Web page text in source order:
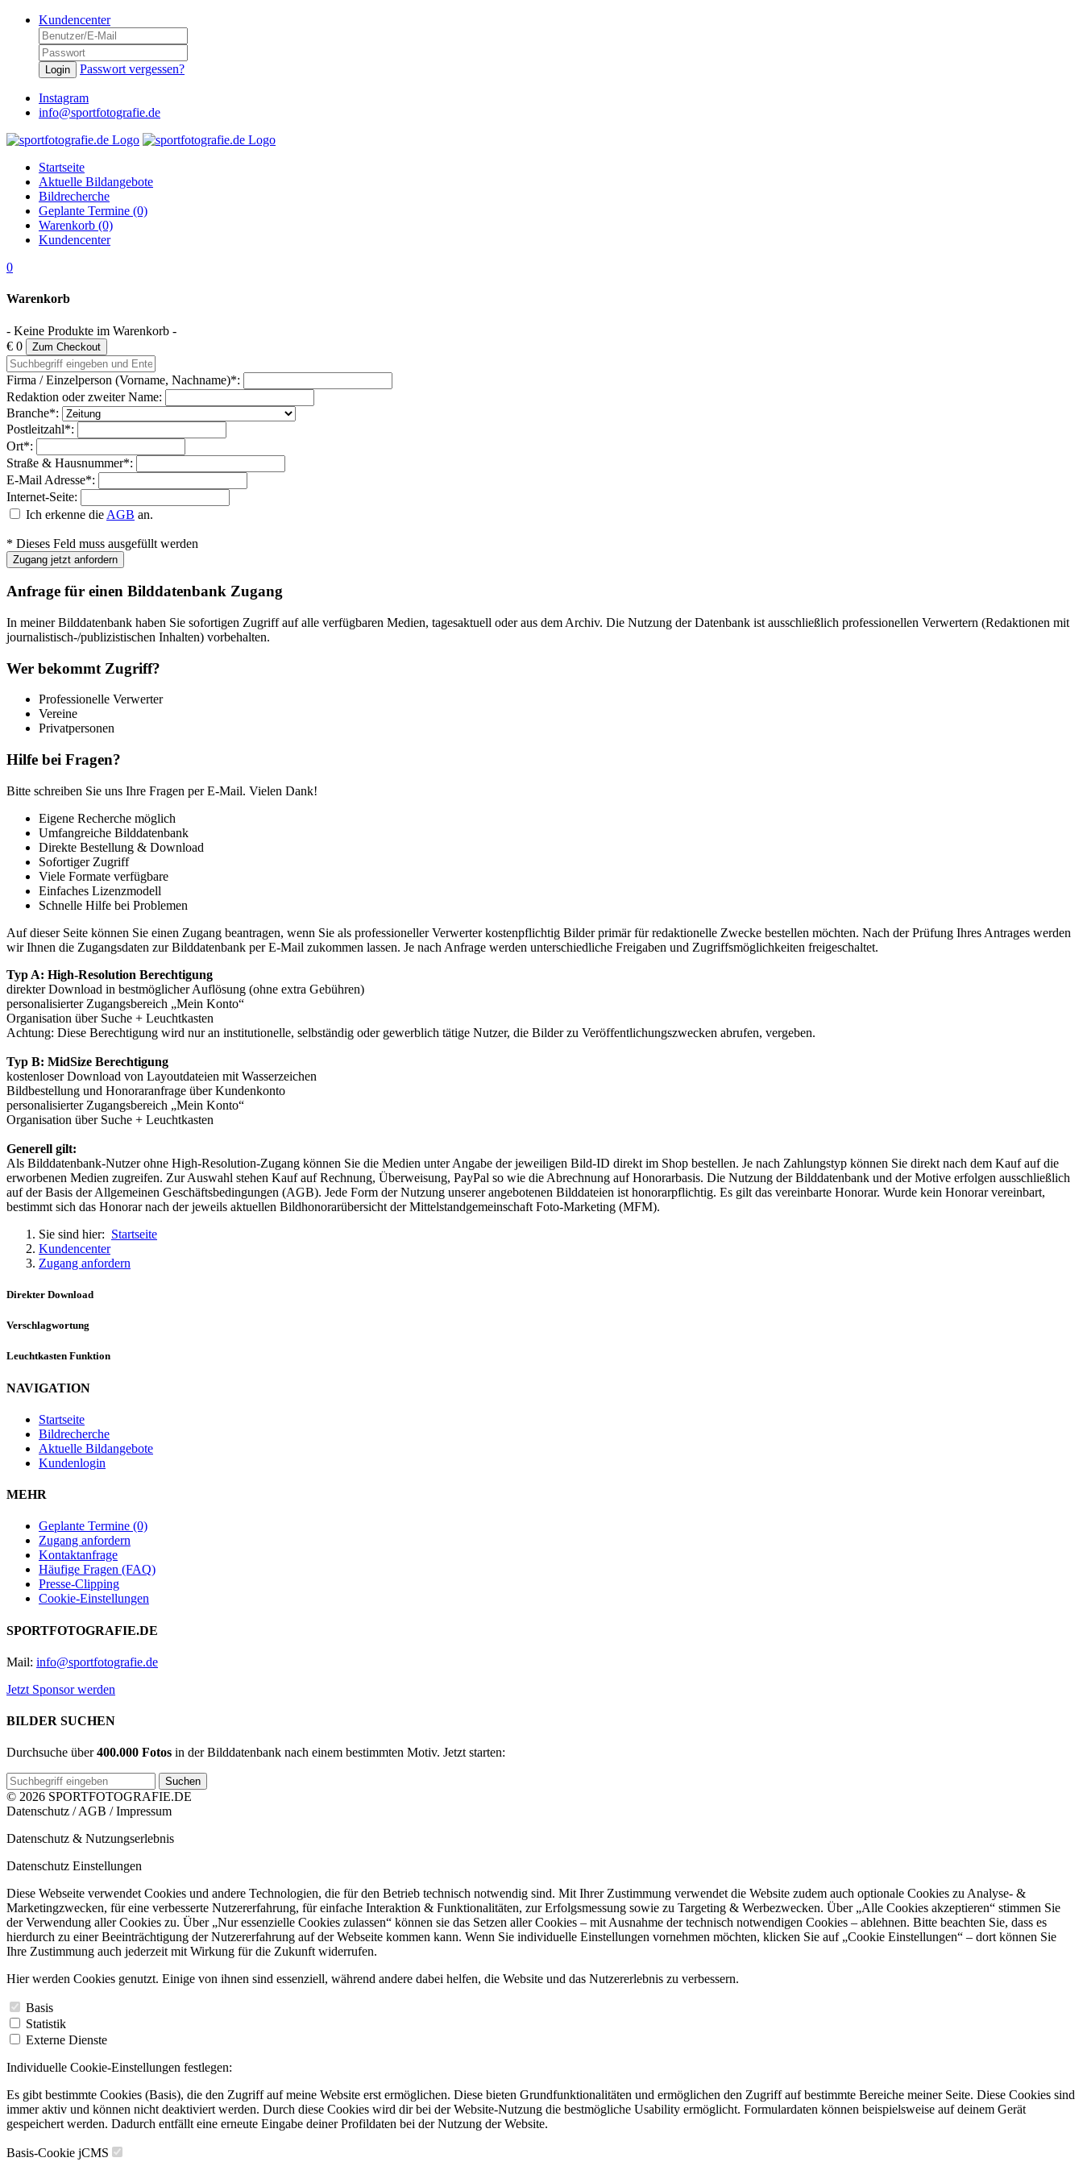
Kundencenter
Login Passwort vergessen?
Instagram
info@sportfotografie.de
Startseite
Aktuelle Bildangebote
Bildrecherche
Geplante Termine (0)
Warenkorb (0)
Kundencenter
0
Warenkorb
- Keine Produkte im Warenkorb -
€ 0
Zum Checkout
Firma / Einzelperson (Vorname, Nachname)*:
Redaktion oder zweiter Name:
Branche*:
Postleitzahl*:
Ort*:
Straße & Hausnummer*:
E-Mail Adresse*:
Internet-Seite:
Ich erkenne die AGB an.
* Dieses Feld muss ausgefüllt werden
Zugang jetzt anfordern
Anfrage für einen Bilddatenbank Zugang
In meiner Bilddatenbank haben Sie sofortigen Zugriff auf alle verfügbaren Medien, tagesaktuell oder aus dem Archiv. Die Nutzung der Datenbank ist ausschließlich professionellen Verwertern (Redaktionen mit
journalistisch-/publizistischen Inhalten) vorbehalten.
Wer bekommt Zugriff?
Professionelle Verwerter
Vereine
Privatpersonen
Hilfe bei Fragen?
Bitte schreiben Sie uns Ihre Fragen per E-Mail. Vielen Dank!
Eigene Recherche möglich
Umfangreiche Bilddatenbank
Direkte Bestellung & Download
Sofortiger Zugriff
Viele Formate verfügbare
Einfaches Lizenzmodell
Schnelle Hilfe bei Problemen
Auf dieser Seite können Sie einen Zugang beantragen, wenn Sie als professioneller Verwerter kostenpflichtig Bilder primär für redaktionelle Zwecke bestellen möchten. Nach der Prüfung Ihres Antrages werden
wir Ihnen die Zugangsdaten zur Bilddatenbank per E-Mail zukommen lassen. Je nach Anfrage werden unterschiedliche Freigaben und Zugriffsmöglichkeiten freigeschaltet.
Typ A: High-Resolution Berechtigung
direkter Download in bestmöglicher Auflösung (ohne extra Gebühren)
personalisierter Zugangsbereich „Mein Konto“
Organisation über Suche + Leuchtkasten
Achtung: Diese Berechtigung wird nur an institutionelle, selbständig oder gewerblich tätige Nutzer, die Bilder zu Veröffentlichungszwecken abrufen, vergeben.
Typ B: MidSize Berechtigung
kostenloser Download von Layoutdateien mit Wasserzeichen
Bildbestellung und Honoraranfrage über Kundenkonto
personalisierter Zugangsbereich „Mein Konto“
Organisation über Suche + Leuchtkasten
Generell gilt:
Als Bilddatenbank-Nutzer ohne High-Resolution-Zugang können Sie die Medien unter Angabe der jeweiligen Bild-ID direkt im Shop bestellen. Je nach Zahlungstyp können Sie direkt nach dem Kauf auf die
erworbenen Medien zugreifen. Zur Auswahl stehen Kauf auf Rechnung, Überweisung, PayPal so wie die Abrechnung auf Honorarbasis. Die Nutzung der Bilddatenbank und der Motive erfolgen ausschließlich
auf der Basis der Allgemeinen Geschäftsbedingungen (AGB). Jede Form der Nutzung unserer angebotenen Bilddateien ist honorarpflichtig. Es gilt das vereinbarte Honorar. Wurde kein Honorar vereinbart,
bestimmt sich das Honorar nach der jeweils aktuellen Bildhonorarübersicht der Mittelstandgemeinschaft Foto-Marketing (MFM).
Sie sind hier: Startseite
Kundencenter
Zugang anfordern
Direkter Download
Verschlagwortung
Leuchtkasten Funktion
NAVIGATION
Startseite
Bildrecherche
Aktuelle Bildangebote
Kundenlogin
MEHR
Geplante Termine (0)
Zugang anfordern
Kontaktanfrage
Häufige Fragen (FAQ)
Presse-Clipping
Cookie-Einstellungen
SPORTFOTOGRAFIE.DE
Mail: info@sportfotografie.de
Jetzt Sponsor werden
BILDER SUCHEN
Durchsuche über400.000 Fotos in der Bilddatenbank nach einem bestimmten Motiv. Jetzt starten:
Suchen
© 2026 SPORTFOTOGRAFIE.DE
Datenschutz /AGB /Impressum
Datenschutz & Nutzungserlebnis
Datenschutz Einstellungen
Diese Webseite verwendet Cookies und andere Technologien, die für den Betrieb technisch notwendig sind. Mit Ihrer Zustimmung verwendet die Website zudem auch optionale Cookies zu Analyse- &
Marketingzwecken, für eine verbesserte Nutzererfahrung, für einfache Interaktion & Funktionalitäten, zur Erfolgsmessung sowie zu Targeting & Werbezwecken. Über „Alle Cookies akzeptieren“ stimmen Sie
der Verwendung aller Cookies zu. Über „Nur essenzielle Cookies zulassen“ können sie das Setzen aller Cookies – mit Ausnahme der technisch notwendigen Cookies – ablehnen. Bitte beachten Sie, dass es
hierdurch zu einer Beeinträchtigung der Nutzererfahrung auf der Webseite kommen kann. Wenn Sie individuelle Einstellungen vornehmen möchten, klicken Sie auf „Cookie Einstellungen“ – dort können Sie
Ihre Zustimmung auch jederzeit mit Wirkung für die Zukunft widerrufen.
Hier werden Cookies genutzt. Einige von ihnen sind essenziell, während andere dabei helfen, die Website und das Nutzererlebnis zu verbessern.
Basis
Statistik
Externe Dienste
Individuelle Cookie-Einstellungen festlegen:
Es gibt bestimmte Cookies (Basis), die den Zugriff auf meine Website erst ermöglichen. Diese bieten Grundfunktionalitäten und ermöglichen den Zugriff auf bestimmte Bereiche meiner Seite. Diese Cookies sind
immer aktiv und können nicht deaktiviert werden. Durch diese Cookies wird dir bei der Website-Nutzung die bestmögliche Usability ermöglicht. Formulardaten können beispielsweise auf deinem Gerät
gespeichert werden. Dadurch entfällt eine erneute Eingabe deiner Profildaten bei der Nutzung der Website.
Basis-Cookie jCMS